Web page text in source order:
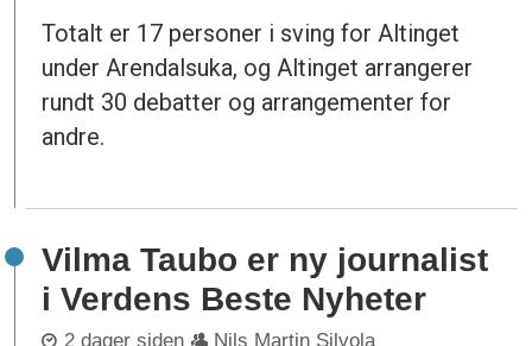
Totalt er 17 personer i sving for Altinget
under Arendalsuka, og Altinget arrangerer
rundt 30 debatter og arrangementer for
andre.
Vilma Taubo er ny journalist
i Verdens Beste Nyheter
2 dager siden Nils Martin Silvola